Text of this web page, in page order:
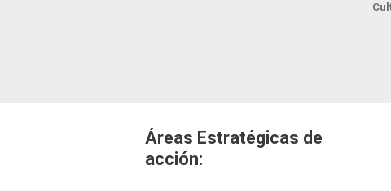
Áreas Estratégicas de
acción: